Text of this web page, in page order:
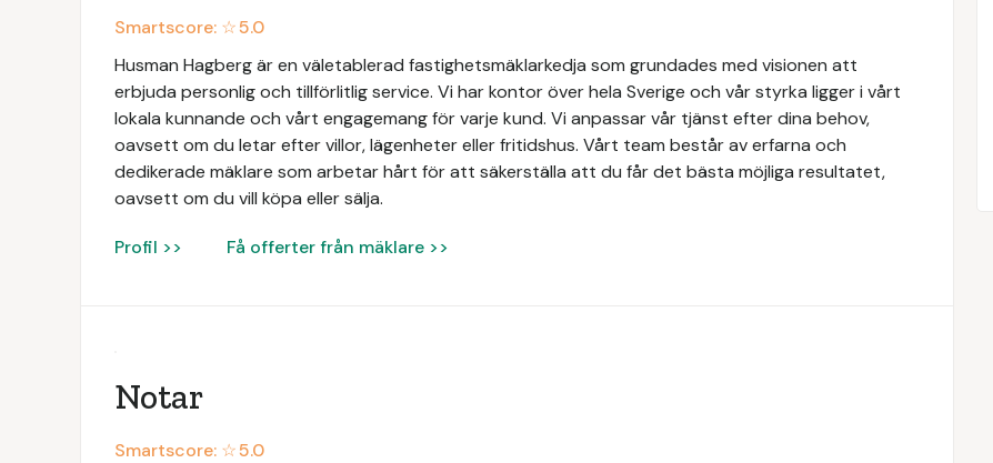
Smartscore: ☆5.0
Husman Hagberg är en väletablerad fastighetsmäklarkedja som grundades med visionen att
erbjuda personlig och tillförlitlig service. Vi har kontor över hela Sverige och vår styrka ligger i vårt
lokala kunnande och vårt engagemang för varje kund. Vi anpassar vår tjänst efter dina behov,
oavsett om du letar efter villor, lägenheter eller fritidshus. Vårt team består av erfarna och
dedikerade mäklare som arbetar hårt för att säkerställa att du får det bästa möjliga resultatet,
oavsett om du vill köpa eller sälja.
Profil >> Få offerter från mäklare >>
Notar
Smartscore: ☆5.0